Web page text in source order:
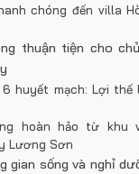
chóng đến villa
thuận tiện cho
6 huyết mạch: Lợi
hoàn hảo từ khu
Lương Sơn
gian sống và nghỉ